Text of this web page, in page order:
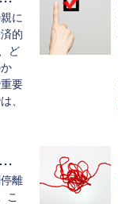
に
的
ど
要
、
離
こ